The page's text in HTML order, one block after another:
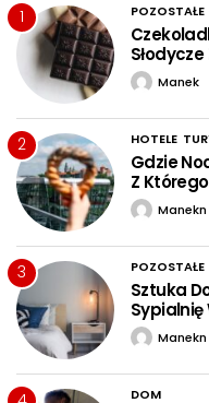
1 POZOSTAŁE
Manek
2 HOTELE
Gdzie
Z
Manekn
3 POZOSTAŁE
Sztuka
Sypialnię
Manekn
DOM